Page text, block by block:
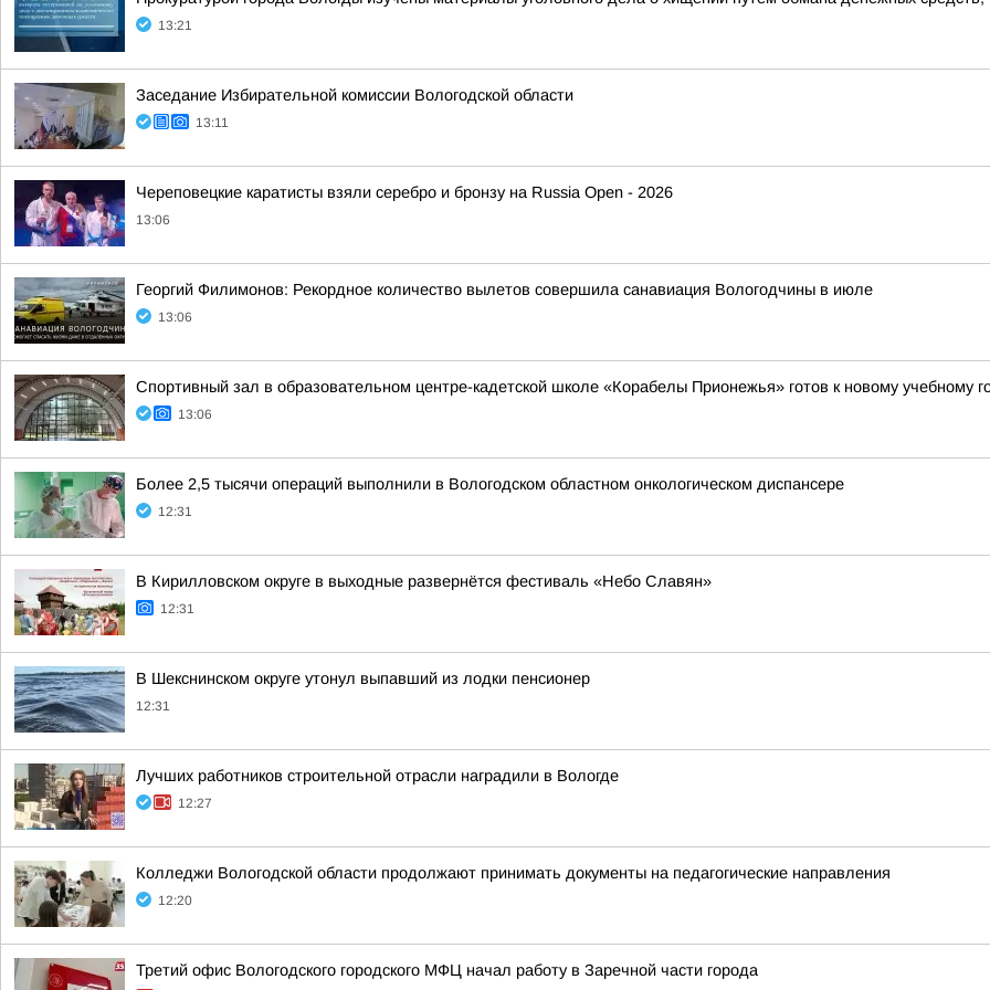
13:21
Заседание Избирательной комиссии Вологодской области
13:11
Череповецкие каратисты взяли серебро и бронзу на Russia Open - 2026
13:06
Георгий Филимонов: Рекордное количество вылетов совершила санавиация Вологодчины в июле
13:06
Спортивный зал в образовательном центре-кадетской школе «Корабелы Прионежья» готов к новому учебному
13:06
Более 2,5 тысячи операций выполнили в Вологодском областном онкологическом диспансере
12:31
В Кирилловском округе в выходные развернётся фестиваль «Небо Славян»
12:31
В Шекснинском округе утонул выпавший из лодки пенсионер
12:31
Лучших работников строительной отрасли наградили в Вологде
12:27
Колледжи Вологодской области продолжают принимать документы на педагогические направления
12:20
Третий офис Вологодского городского МФЦ начал работу в Заречной части города